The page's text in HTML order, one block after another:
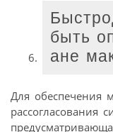
быть
ане
Для обеспечения
рассогласования